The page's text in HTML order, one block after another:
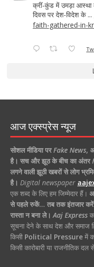
क्रीं-कुंड में उमड़ा आस्था
दिवस पर देश-विदेश के ...
faith-gathered-in-
आज एक्स्प्रेस न्यूज
सोशल मीडिया परFake News,
है। सच और झूठ के बीच का अंतर
लगने वाली झूठी खबरों से लोग
है। Digital newspaper
एक शब्द के लिए हम जिम्मेदार हैं।
से पहले रुकें… तब तक इंतजार करें
रास्ता न बना ले। Aaj Express
सूचना देने के साथ देश और समाज
किसी Political Pressureमें
किसी कारोबारी या राजनीतिक दल